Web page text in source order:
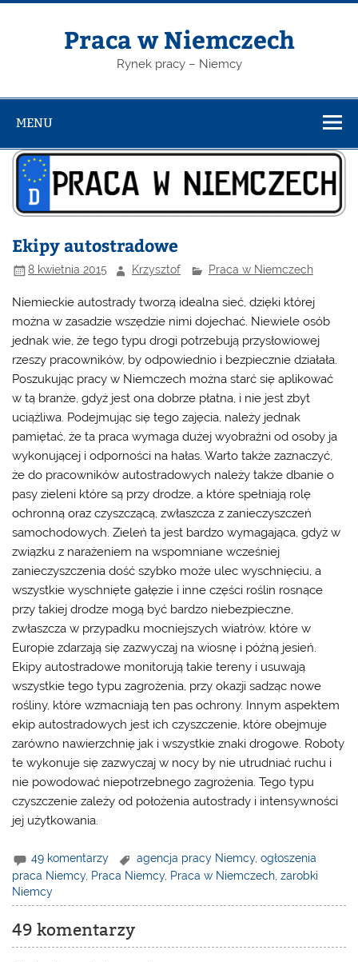
Skip
Praca w Niemczech
Rynek pracy – Niemcy
MENU
Ekipy autostradowe
8 kwietnia 2015 Krzysztof Praca w Niemczech
Niemieckie autostrady tworzą idealna sieć, dzięki której
można w zasadzie wszędzie nimi dojechać. Niewiele osób
jednak wie, że tego typu drogi potrzebują przysłowiowej
rzeszy pracowników, by odpowiednio i bezpiecznie działała.
Poszukując pracy w Niemczech można starć się aplikować
w tą branże, gdyż jest ona dobrze płatna, i nie jest zbyt
uciążliwa. Podejmując się tego zajęcia, należy jednak
pamiętać, że ta praca wymaga dużej wyobraźni od osoby ja
wykonującej i odporności na hałas. Warto także zaznaczyć,
że do pracowników autostradowych należy także dbanie o
pasy zieleni które są przy drodze, a które spełniają rolę
ochronną oraz czyszczącą, zwłaszcza z zanieczyszczeń
samochodowych. Zieleń ta jest bardzo wymagająca, gdyż w
związku z narażeniem na wspomniane wcześniej
zanieczyszczenia dość szybko może ulec wyschnięciu, a
wszystkie wyschnięte gałęzie i inne części roślin rosnące
przy takiej drodze mogą być bardzo niebezpieczne,
zwłaszcza w przypadku mocniejszych wiatrów, które w
Europie zdarzają się zazwyczaj na wiosnę i późną jesień.
Ekipy autostradowe monitorują takie tereny i usuwają
wszystkie tego typu zagrożenia, przy okazji sadząc nowe
rośliny, które wzmacniają ten pas ochrony. Innym aspektem
ekip autostradowych jest ich czyszczenie, które obejmuje
zarówno nawierzchnię jak i wszystkie znaki drogowe. Roboty
te wykonuje się zazwyczaj w nocy by nie utrudniać ruchu i
nie powodować niepotrzebnego zagrożenia. Tego typu
czyszczenie zależy od położenia autostrady i intensywności
jej użytkowania.
49 komentarzy agencja pracy Niemcy,ogłoszenia
praca Niemcy, Praca Niemcy, Praca w Niemczech ,zarobki
Niemcy
49 komentarzy